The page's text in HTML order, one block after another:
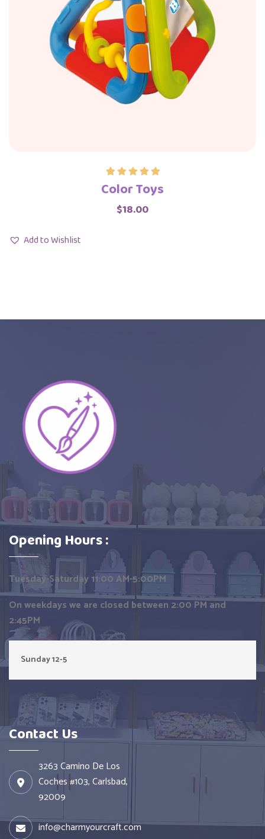
Rated5.00
out of 5
Color Toys
$18.00
Add to Wishlist
Opening Hours :
Tuesday-Saturday 11:00 AM-5:00PM
On weekdays we are closed between 2:00 PM and
2:45PM
Sunday 12-5
Contact Us
3263 Camino De Los
Coches #103, Carlsbad,
92009
info@charmyourcraft.com